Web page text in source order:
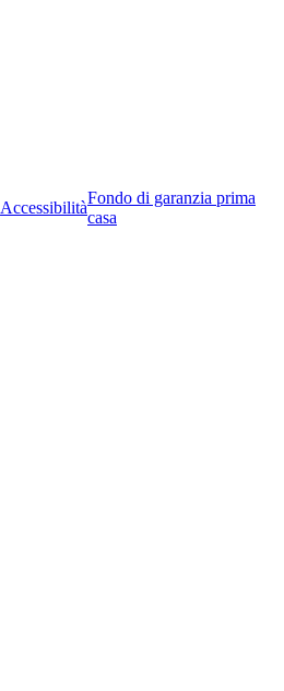
Accessibilità
Fondo di garanzia prima
casa